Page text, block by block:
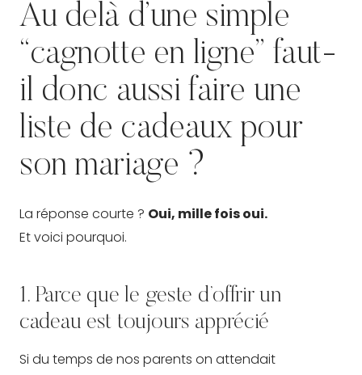
Au delà d’une simple
“cagnotte en ligne” faut-
il donc aussi faire une
liste de cadeaux pour
son mariage ?
La réponse courte ? Oui, mille fois oui.
Et voici pourquoi.
1. Parce que le geste d’offrir un
cadeau est toujours apprécié
Si du temps de nos parents on attendait